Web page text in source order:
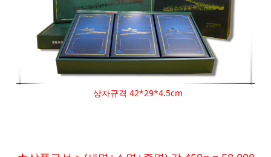
상자규격 42*29*4.5cm